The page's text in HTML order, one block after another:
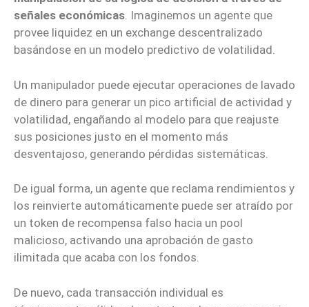
señales económicas. Imaginemos un agente que
provee liquidez en un exchange descentralizado
basándose en un modelo predictivo de volatilidad.
Un manipulador puede ejecutar operaciones de lavado
de dinero para generar un pico artificial de actividad y
volatilidad, engañando al modelo para que reajuste
sus posiciones justo en el momento más
desventajoso, generando pérdidas sistemáticas.
De igual forma, un agente que reclama rendimientos y
los reinvierte automáticamente puede ser atraído por
un token de recompensa falso hacia un pool
malicioso, activando una aprobación de gasto
ilimitada que acaba con los fondos.
De nuevo, cada transacción individual es